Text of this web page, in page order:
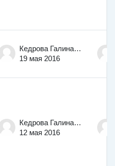
Кедрова Галина Евгеньевна
19 мая 2016
Кедрова Галина Евгеньевна
12 мая 2016